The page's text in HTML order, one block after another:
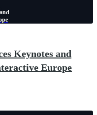
Keynotes and
Europe